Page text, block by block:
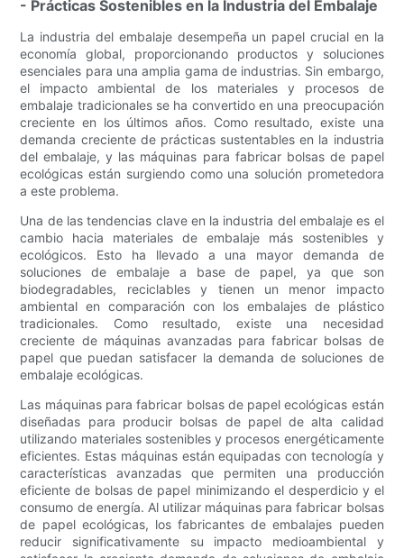
- Prácticas Sostenibles en la Industria del Embalaje
La industria del embalaje desempeña un papel crucial en la
economía global, proporcionando productos y soluciones
esenciales para una amplia gama de industrias. Sin embargo,
el impacto ambiental de los materiales y procesos de
embalaje tradicionales se ha convertido en una preocupación
creciente en los últimos años. Como resultado, existe una
demanda creciente de prácticas sustentables en la industria
del embalaje, y las máquinas para fabricar bolsas de papel
ecológicas están surgiendo como una solución prometedora
a este problema.
Una de las tendencias clave en la industria del embalaje es el
cambio hacia materiales de embalaje más sostenibles y
ecológicos. Esto ha llevado a una mayor demanda de
soluciones de embalaje a base de papel, ya que son
biodegradables, reciclables y tienen un menor impacto
ambiental en comparación con los embalajes de plástico
tradicionales. Como resultado, existe una necesidad
creciente de máquinas avanzadas para fabricar bolsas de
papel que puedan satisfacer la demanda de soluciones de
embalaje ecológicas.
Las máquinas para fabricar bolsas de papel ecológicas están
diseñadas para producir bolsas de papel de alta calidad
utilizando materiales sostenibles y procesos energéticamente
eficientes. Estas máquinas están equipadas con tecnología y
características avanzadas que permiten una producción
eficiente de bolsas de papel minimizando el desperdicio y el
consumo de energía. Al utilizar máquinas para fabricar bolsas
de papel ecológicas, los fabricantes de embalajes pueden
reducir significativamente su impacto medioambiental y